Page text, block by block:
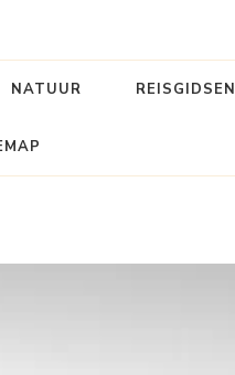
NATUUR REISGIDSEN